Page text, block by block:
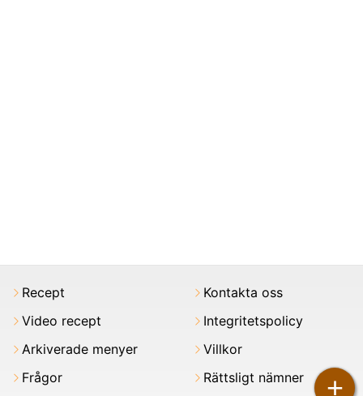
+
Recept
Video recept
Arkiverade menyer
Frågor
Kontakta oss
Integritetspolicy
Villkor
Rättsligt nämner